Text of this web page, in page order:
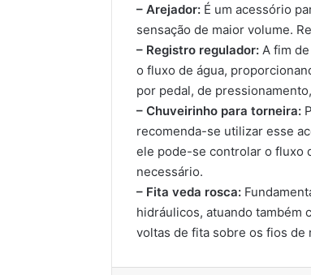
– Arejador: É um acessório
sensação de maior volume.
– Registro regulador: A fim
o fluxo de água,
por pedal, de
– Chuveirinho para torneira:
recomenda-se utilizar esse
ele pode-se controlar o fluxo
necessário.
– Fita veda rosca:
hidráulicos, atuando também
voltas de fita sobre os fios de